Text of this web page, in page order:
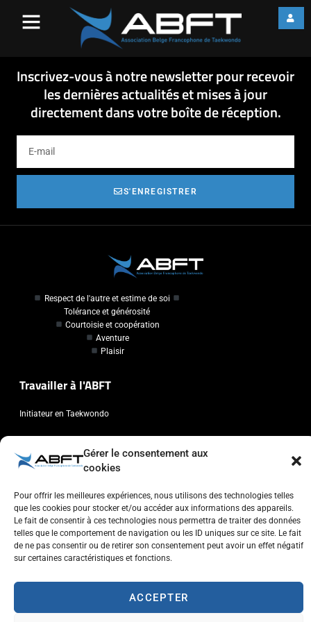
Gérer le consentement aux
cookies
Pour offrir les meilleures expériences, nous utilisons des technologies telles
que les cookies pour stocker et/ou accéder aux informations des appareils.
Le fait de consentir à ces technologies nous permettra de traiter des données
telles que le comportement de navigation ou les ID uniques sur ce site. Le fait
de ne pas consentir ou de retirer son consentement peut avoir un effet négatif
sur certaines caractéristiques et fonctions.
ACCEPTER
´ens en Belgique
Programme des Mai^tres core´ens en Belgique
Inscrivez-vous à notre newsletter pour recevoir
les dernières actualités et mises à jour
directement dans votre boîte de réception.
S'ENREGISTRER
Respect de l'autre et estime de soi
Tolérance et générosité
Courtoisie et coopération
Aventure
Plaisir
Travailler à l'ABFT
Initiateur en Taekwondo
Chaussée de Wavre, 2057 - 1160 Auderghem
info@abft.be
+32 (0)2 347 34 77